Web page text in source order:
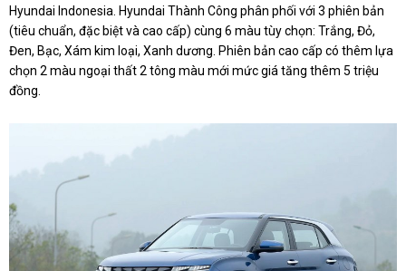
Hyundai Indonesia. Hyundai Thành Công phân phối với 3 phiên bản
(tiêu chuẩn, đặc biệt và cao cấp) cùng 6 màu tùy chọn: Trắng, Đỏ,
Đen, Bạc, Xám kim loại, Xanh dương. Phiên bản cao cấp có thêm lựa
chọn 2 màu ngoại thất 2 tông màu mới mức giá tăng thêm 5 triệu
đồng.